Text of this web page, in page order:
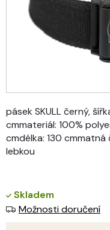
pásek SKULL černý,
cmmateriál: 100%
cmdélka: 130
lebkou
Skladem
Možnosti doručení